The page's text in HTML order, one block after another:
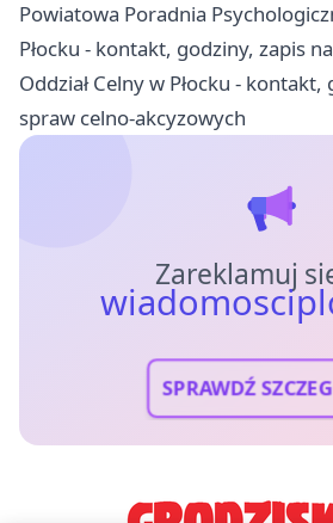
Powiatowa Poradnia
Płocku - kontakt, godziny, zapis
Oddział Celny w Płocku -
spraw celno-akcyzowych
Zareklamuj
SPRAWDŹ